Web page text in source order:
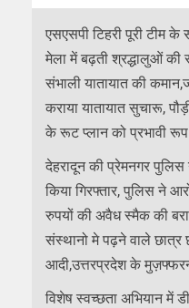
एसएसपी टिहरी पूरी टीम
मेला में बढ़ती श्रद्धालुओं
संभाली यातायात की
कराया यातायात सुचारू,
के रूट प्लान को प्रभावी
देहरादून की प्रेमनगर
किया गिरफ्तार, पुलिस ने
रुपयों की अवैध स्मैक की
संस्थानो मे पढ़ने वाले
आदी,उत्तरप्रदेश के
विशेष स्वच्छता अभियान में